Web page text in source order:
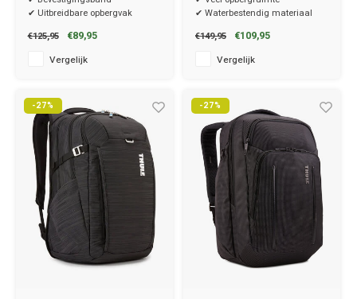
✔ Uitbreidbare opbergvak
€125,95
€89,95
Vergelijk
✔ Waterbestendig materiaal
€149,95
€109,95
Vergelijk
-27% -27%